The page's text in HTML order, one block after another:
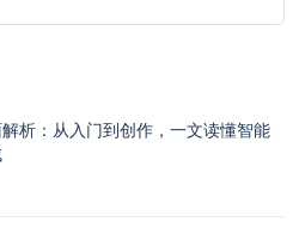
析：从入门到创作，一文读懂智能